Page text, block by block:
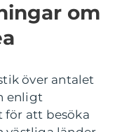
om
över antalet
enligt
för att besöka